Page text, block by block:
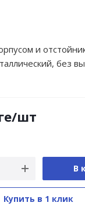
и
без
прямой
/шт
В
Купить в 1 клик